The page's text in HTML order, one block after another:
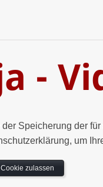
-
Speicherung der
um
zulassen